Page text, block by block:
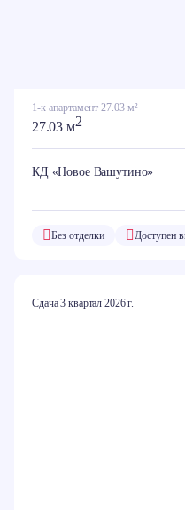
ГЛАВНАЯ КАТАЛОГ КВАРТИР
Выберите квартиру
1-к апартамент 27.03 м²
27.03 м2
КД «Новое Вашутино»
Без отделки Доступен
Сдача 3 квартал 2026 г.